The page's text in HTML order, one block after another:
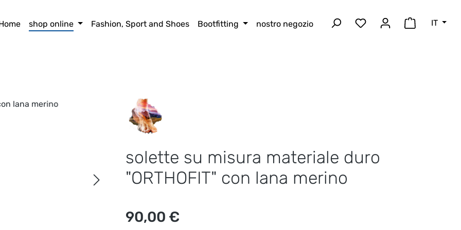
shop online Fashion, Sport and Shoes Bootfitting nostro negozio Hai 0 articoli nella lista
Il carrello
IT
solette su misura materiale duro
"ORTHOFIT" con lana merino
Prezzo normale:
90,00 €